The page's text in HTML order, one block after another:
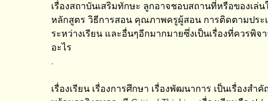
เรื่องสถาบันเสริมทักษะ ลูกอาจชอบสถานที่หรือของเล่
หลักสูตร วิธีการสอน คุณภาพครูผู้สอน การติดตามประ
ระหว่างเรียน และอื่นๆอีกมากมายซึ่งเป็นเรื่องที่ควรพิ
อะไร
.
เรื่องเรียน เรื่องการศึกษา เรื่องพัฒนาการ เป็นเรื่องส